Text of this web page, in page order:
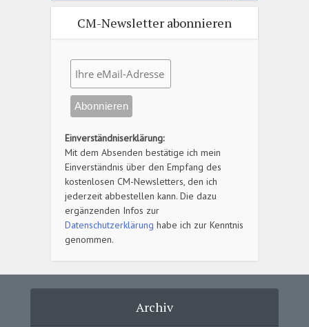
CM-Newsletter abonnieren
Einverständniserklärung:
Mit dem Absenden bestätige ich mein
Einverständnis über den Empfang des
kostenlosen CM-Newsletters, den ich
jederzeit abbestellen kann. Die dazu
ergänzenden Infos zur
Datenschutzerklärung habe ich zur Kenntnis
genommen.
Archiv